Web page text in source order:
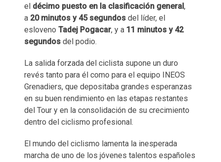
el décimo puesto en la clasificación general,
a 20 minutos y 45 segundos del líder, el
esloveno Tadej Pogacar, y a 11 minutos y 42
segundos del podio.
La salida forzada del ciclista supone un duro
revés tanto para él como para el equipo INEOS
Grenadiers, que depositaba grandes esperanzas
en su buen rendimiento en las etapas restantes
del Tour y en la consolidación de su crecimiento
dentro del ciclismo profesional.
El mundo del ciclismo lamenta la inesperada
marcha de uno de los jóvenes talentos españoles